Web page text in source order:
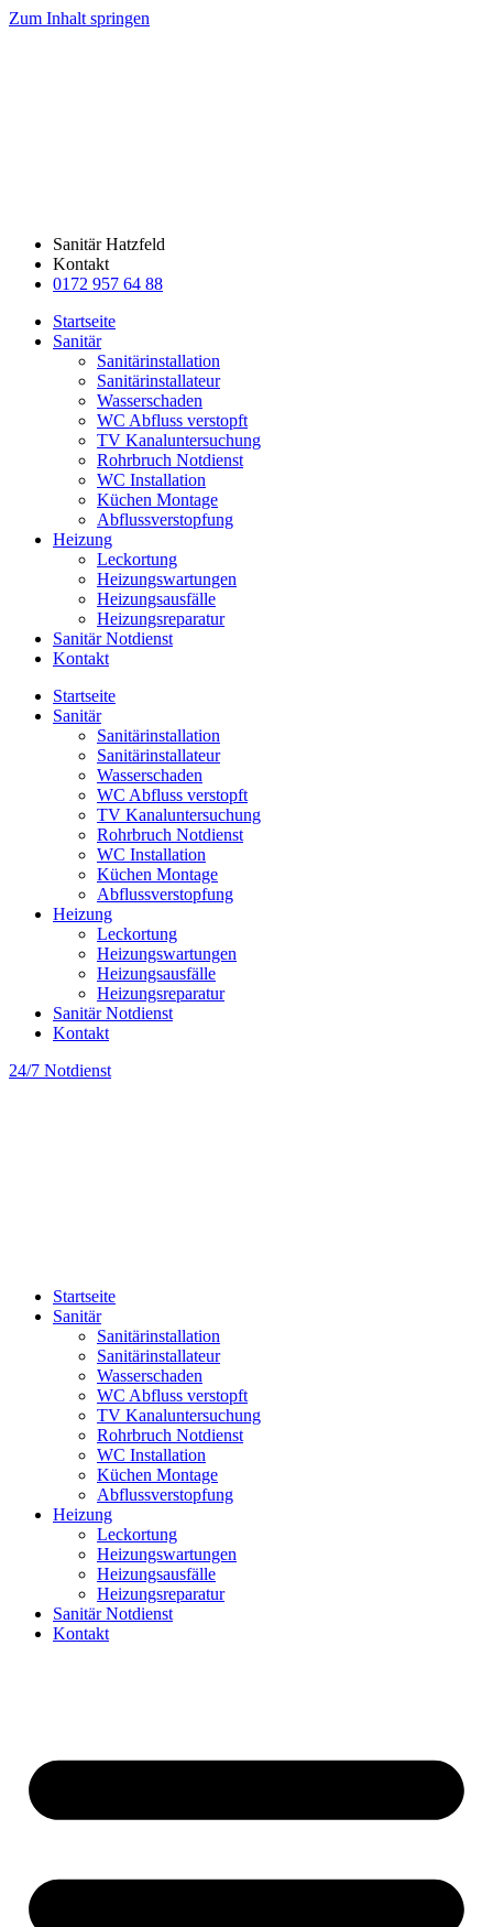
Zum Inhalt springen
Sanitär Hatzfeld
Kontakt
0172 957 64 88
Startseite
Sanitär
Sanitärinstallation
Sanitärinstallateur
Wasserschaden
WC Abfluss verstopft
TV Kanaluntersuchung
Rohrbruch Notdienst
WC Installation
Küchen Montage
Abflussverstopfung
Heizung
Leckortung
Heizungswartungen
Heizungsausfälle
Heizungsreparatur
Sanitär Notdienst
Kontakt
Startseite
Sanitär
Sanitärinstallation
Sanitärinstallateur
Wasserschaden
WC Abfluss verstopft
TV Kanaluntersuchung
Rohrbruch Notdienst
WC Installation
Küchen Montage
Abflussverstopfung
Heizung
Leckortung
Heizungswartungen
Heizungsausfälle
Heizungsreparatur
Sanitär Notdienst
Kontakt
24/7 Notdienst
Startseite
Sanitär
Sanitärinstallation
Sanitärinstallateur
Wasserschaden
WC Abfluss verstopft
TV Kanaluntersuchung
Rohrbruch Notdienst
WC Installation
Küchen Montage
Abflussverstopfung
Heizung
Leckortung
Heizungswartungen
Heizungsausfälle
Heizungsreparatur
Sanitär Notdienst
Kontakt